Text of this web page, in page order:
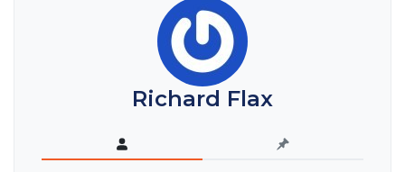
Richard Flax